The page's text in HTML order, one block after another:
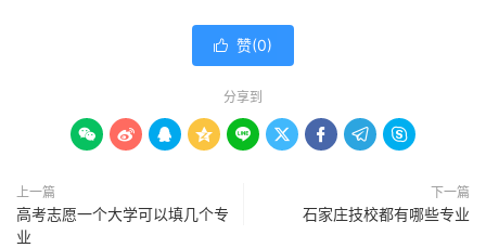
 赞(0)
分享到
        
上一篇
高考志愿一个大学可以填几个专
业
下一篇
石家庄技校都有哪些专业